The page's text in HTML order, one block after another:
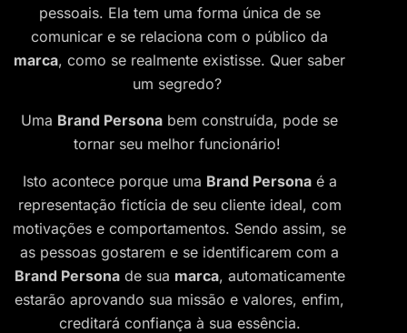
pessoais. Ela tem uma forma única de se
comunicar e se relaciona com o público da
marca, como se realmente existisse. Quer saber
um segredo?
Uma Brand Persona bem construída, pode se
tornar seu melhor funcionário!
Isto acontece porque uma Brand Personaé a
representação fictícia de seu cliente ideal, com
motivações e comportamentos. Sendo assim, se
as pessoas gostarem e se identificarem com a
Brand Personade sua marca, automaticamente
estarão aprovando sua missão e valores, enfim,
creditará confiança à sua essência.